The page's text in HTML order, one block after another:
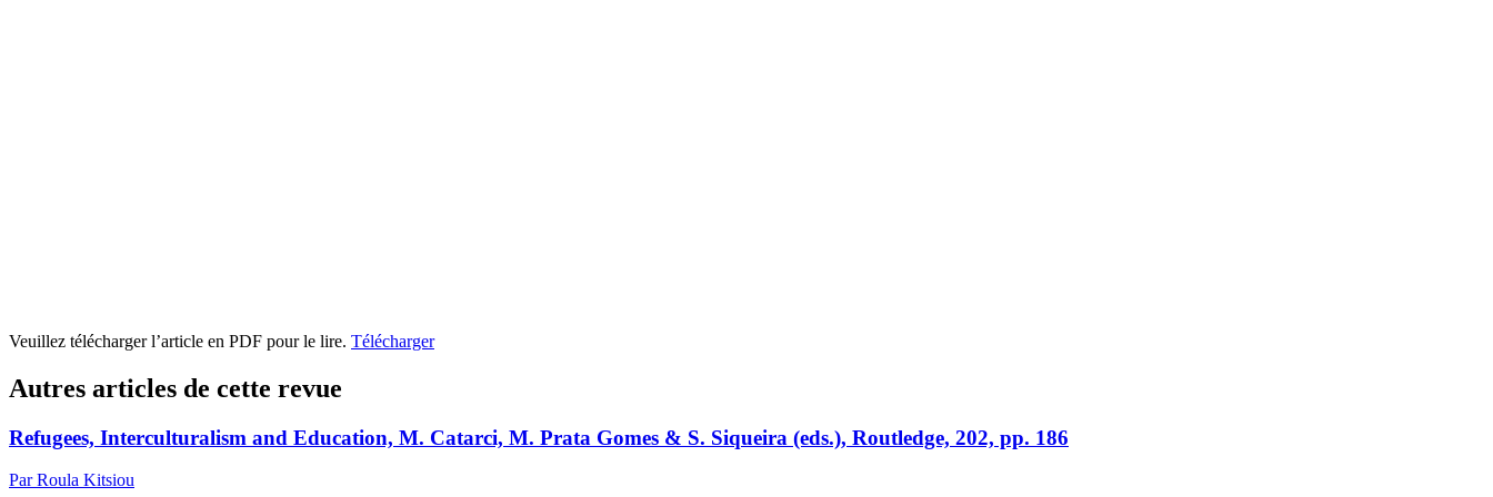
Veuillez télécharger l’article en PDF pour le lire. Télécharger
Autres articles de cette revue
Refugees, Interculturalism and Education, M. Catarci, M. Prata Gomes & S. Siqueira (eds.), Routledge, 202, pp. 186
Par Roula Kitsiou